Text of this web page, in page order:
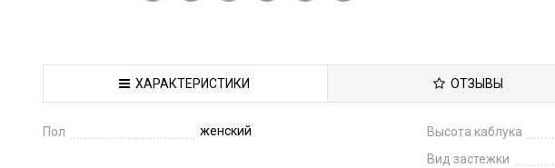
ХАРАКТЕРИСТИКИ ОТЗЫВЫ
Пол женский Высота каблука
Вид застежки